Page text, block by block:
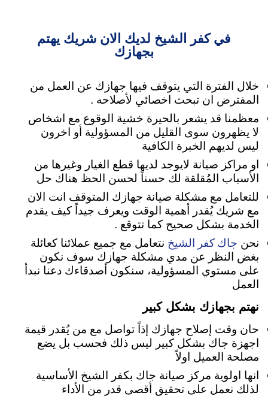
في كفر الشيخ لديك الان شريك يهتم
بجهازك
خلال الفترة التي يتوقف فيها جهازك عن العمل من
المفترض ان تبحث اخصائي لأصلاحه .
معظمنا قد يشعر بالحيرة خشية الوقوع مع اشخاص
لا يظهرون سوى القليل من المسؤولية أو اخرون
ليس لديهم الخبرة الكافية
او مراكز صيانة لايوجد لديها قطع الغيار وغيرها من
الأسباب المُقلقة لك حسناً لحسن الحظ هناك حل
للتعامل مع مشكلة صيانة جهازك المتوقف انت الان
مع شريك يُقدر أهمية الوقت ويعرف جيداً كيف يقدم
الخدمة بشكل صحيح كما تتوقع .
نحن جاك كفر الشيخ نتعامل مع جميع عملائنا كعائلة
بغض النظر عن مدي مشكلة جهازك سوف نكون
على مستوي المسؤولية، سنكون أصدقاءك دعنا نبدأ
العمل
نهتم بجهازك بشكل كبير
حان وقت إصلاح جهازك إذاً تواصل مع من يُقدر قيمة
اجهزة جاك بشكل كبير ليس ذلك فحسب بل يضع
مصلحة العميل اولاً
انها اولوية مركز صيانة جاك بكفر الشيخ الأساسية
لذلك نعمل على تحقيق أقصى قدر من الأداء